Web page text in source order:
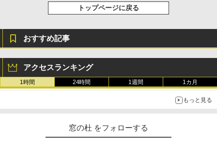
トップページに戻る
おすすめ記事
アクセスランキング
1時間 24時間 1週間 1カ月
もっと見る
窓の杜 をフォローする